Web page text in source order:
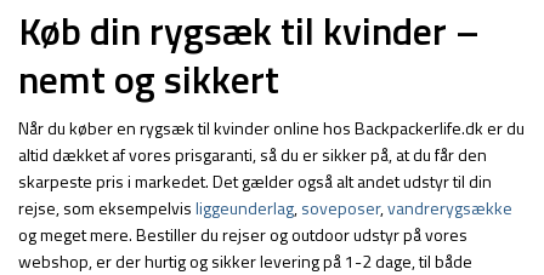
Køb din rygsæk til kvinder –
nemt og sikkert
Når du køber en rygsæk til kvinder online hos Backpackerlife.dk er du
altid dækket af vores prisgaranti, så du er sikker på, at du får den
skarpeste pris i markedet. Det gælder også alt andet udstyr til din
rejse, som eksempelvisliggeunderlag,soveposer,vandrerygsække
og meget mere. Bestiller du rejser og outdoor udstyr på vores
webshop, er der hurtig og sikker levering på 1-2 dage, til både